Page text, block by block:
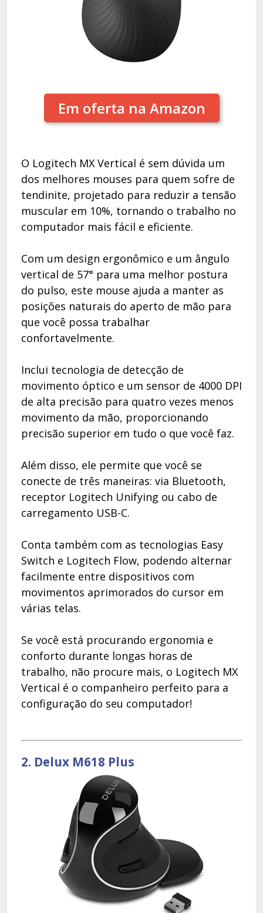
Em oferta na Amazon
O Logitech MX Vertical é sem dúvida um
dos melhores mouses para quem sofre de
tendinite, projetado para reduzir a tensão
muscular em 10%, tornando o trabalho no
computador mais fácil e eficiente.
Com um design ergonômico e um ângulo
vertical de 57° para uma melhor postura
do pulso, este mouse ajuda a manter as
posições naturais do aperto de mão para
que você possa trabalhar
confortavelmente.
Inclui tecnologia de detecção de
movimento óptico e um sensor de 4000 DPI
de alta precisão para quatro vezes menos
movimento da mão, proporcionando
precisão superior em tudo o que você faz.
Além disso, ele permite que você se
conecte de três maneiras: via Bluetooth,
receptor Logitech Unifying ou cabo de
carregamento USB-C.
Conta também com as tecnologias Easy
Switch e Logitech Flow, podendo alternar
facilmente entre dispositivos com
movimentos aprimorados do cursor em
várias telas.
Se você está procurando ergonomia e
conforto durante longas horas de
trabalho, não procure mais, o Logitech MX
Vertical é o companheiro perfeito para a
configuração do seu computador!
2. Delux M618 Plus